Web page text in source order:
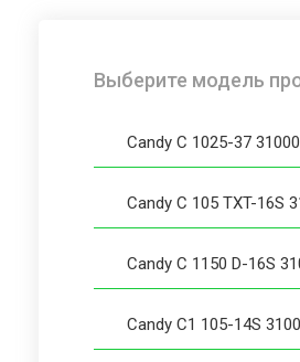
Выберите модель
Candy C 1025-37
Candy C 105 TXT-16S
Candy C 1150 D-16S
Candy C1 105-14S